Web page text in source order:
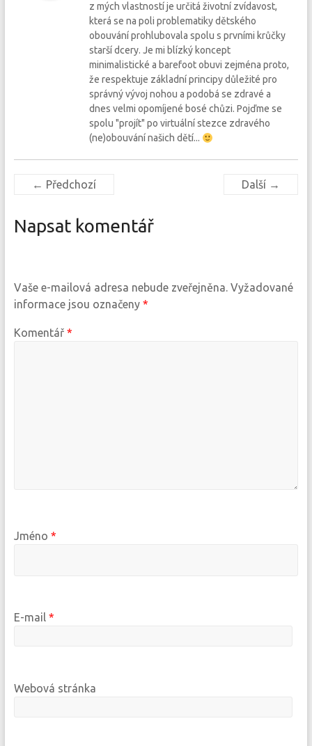
z mých vlastností je určitá životní zvídavost,
která se na poli problematiky dětského
obouvání prohlubovala spolu s prvními krůčky
starší dcery. Je mi blízký koncept
minimalistické a barefoot obuvi zejména proto,
že respektuje základní principy důležité pro
správný vývoj nohou a podobá se zdravé a
dnes velmi opomíjené bosé chůzi. Pojďme se
spolu "projít" po virtuální stezce zdravého
(ne)obouvání našich dětí...
← Předchozí Další →
Napsat komentář
Vaše e-mailová adresa nebude zveřejněna. Vyžadované
informace jsou označeny *
Komentář *
Jméno *
E-mail *
Webová stránka